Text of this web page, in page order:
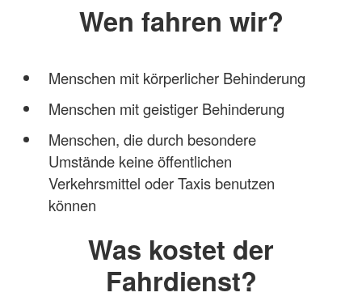
Wen fahren wir?
Menschen mit körperlicher Behinderung
Menschen mit geistiger Behinderung
Menschen, die durch besondere
Umstände keine öffentlichen
Verkehrsmittel oder Taxis benutzen
können
Was kostet der
Fahrdienst?